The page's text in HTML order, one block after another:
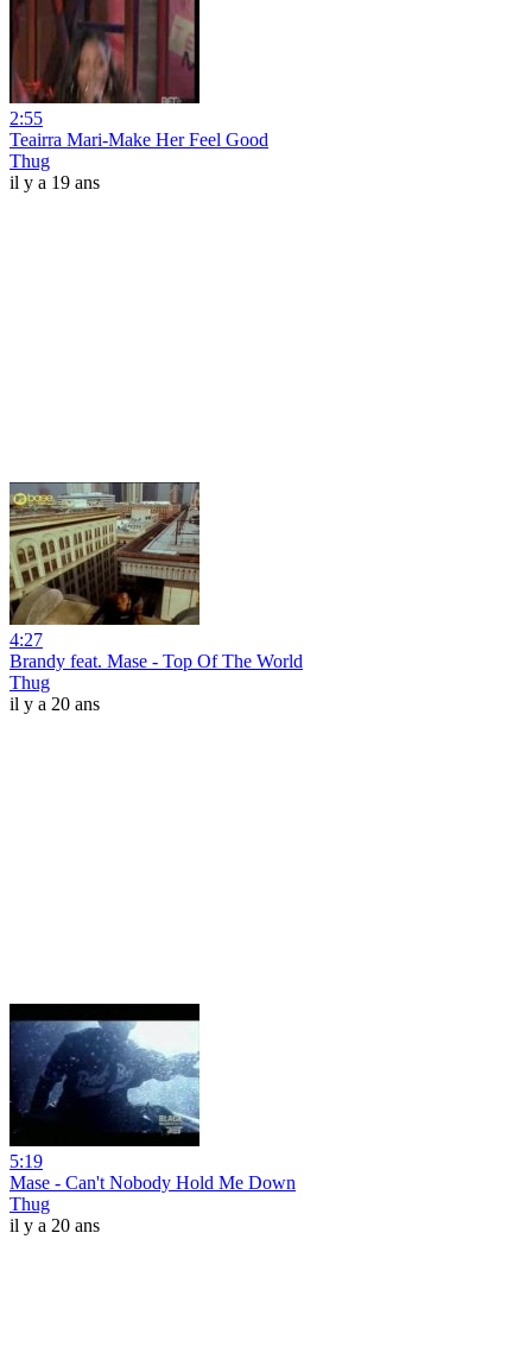
2:55
Teairra Mari-Make Her Feel Good
Thug
il y a 19 ans
4:27
Brandy feat. Mase - Top Of The World
Thug
il y a 20 ans
5:19
Mase - Can't Nobody Hold Me Down
Thug
il y a 20 ans